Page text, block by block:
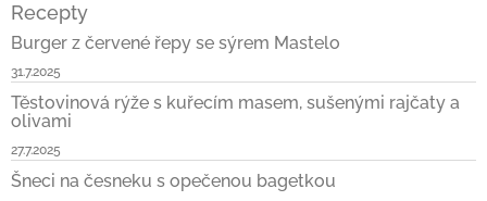
Recepty
Burger z červené řepy se sýrem Mastelo
31.7.2025
Těstovinová rýže s kuřecím masem, sušenými rajčaty a
olivami
27.7.2025
Šneci na česneku s opečenou bagetkou